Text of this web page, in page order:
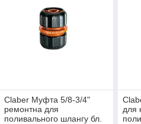
Claber Муфта 5/8-3/4"
ремонтна для
поливального шлангу бл.
для